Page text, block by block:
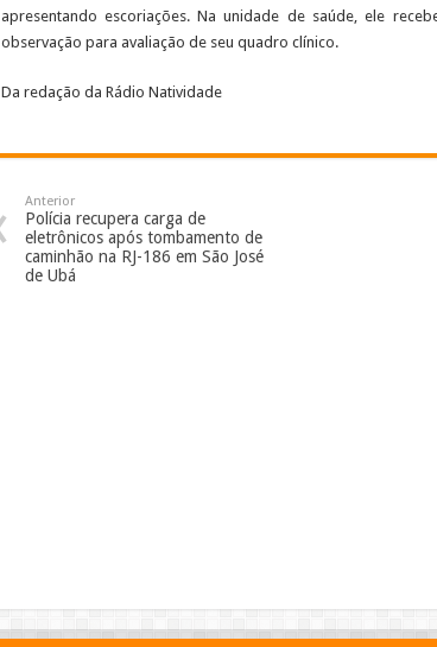
apresentando escoriações. Na unidade de saúde, ele
observação para avaliação de seu quadro clínico.
Da redação da Rádio Natividade
Anterior
Polícia recupera carga de
eletrônicos após tombamento de
caminhão na RJ-186 em São José
de Ubá